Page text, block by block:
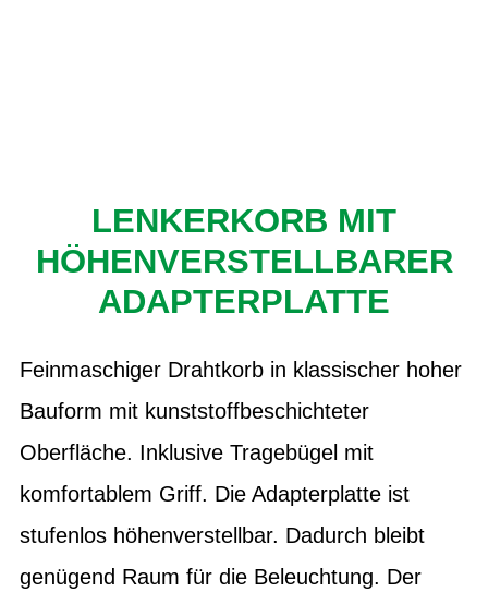
LENKERKORB MIT
HÖHENVERSTELLBARER
ADAPTERPLATTE
Feinmaschiger Drahtkorb in klassischer hoher
Bauform mit kunststoffbeschichteter
Oberfläche. Inklusive Tragebügel mit
komfortablem Griff. Die Adapterplatte ist
stufenlos höhenverstellbar. Dadurch bleibt
genügend Raum für die Beleuchtung. Der